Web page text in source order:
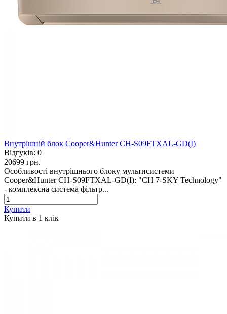
Внутрішній блок Cooper&Hunter CH-S09FTXAL-GD(I)
Відгуків: 0
20699 грн.
Особливості внутрішнього блоку мультисистеми
Cooper&Hunter CH-S09FTXAL-GD(I): "CH 7-SKY Technology"
- комплексна система фільтр...
Купити
Купити в 1 клiк